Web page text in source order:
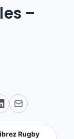
–
Rugby